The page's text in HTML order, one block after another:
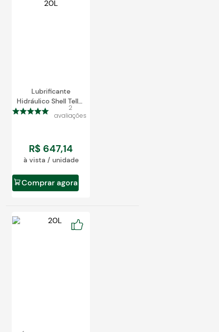
Lubrificante
Hidráulico Shell Tellus
S2 M68 Balde 20L
2
avaliações
R$ 647,14
à vista / unidade
Comprar agora